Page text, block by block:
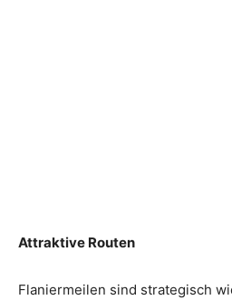
Attraktive Routen
Flaniermeilen sind strategisch